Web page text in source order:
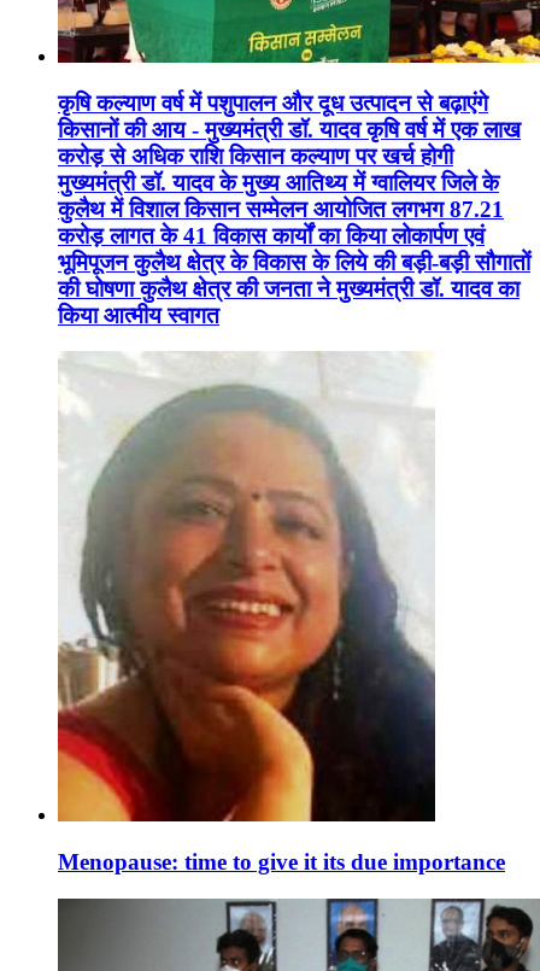
कृषि कल्याण वर्ष में पशुपालन और दूध उत्पादन से बढ़ाएंगे
किसानों की आय - मुख्यमंत्री डॉ. यादव कृषि वर्ष में एक लाख
करोड़ से अधिक राशि किसान कल्याण पर खर्च होगी
मुख्यमंत्री डॉ. यादव के मुख्य आतिथ्य में ग्वालियर जिले के
कुलैथ में विशाल किसान सम्मेलन आयोजित लगभग 87.21
करोड़ लागत के 41 विकास कार्यों का किया लोकार्पण एवं
भूमिपूजन कुलैथ क्षेत्र के विकास के लिये की बड़ी-बड़ी सौगातों
की घोषणा कुलैथ क्षेत्र की जनता ने मुख्यमंत्री डॉ. यादव का
किया आत्मीय स्वागत
Menopause: time to give it its due importance